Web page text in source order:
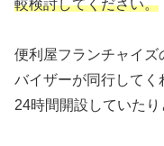
較検討してください。
便利屋フランチャイ
バイザーが同行して
24時間開設していたり